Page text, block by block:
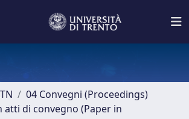
04 Convegni (Proceedings)
atti di convegno (Paper in